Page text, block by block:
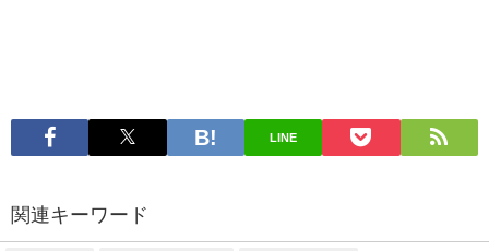
LINE
関連キーワード